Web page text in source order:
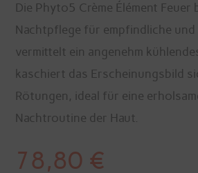
Die Phyto5 Crème Élément
Nachtpflege für empfindliche
vermittelt ein angenehm
kaschiert das Erscheinungsbild
Rötungen, ideal für eine
Nachtroutine der Haut.
78,80 €